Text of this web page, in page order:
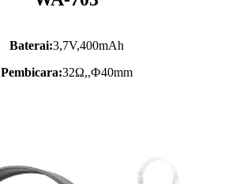
Baterai:3,7V,400mAh
Pembicara:32Ω,,Ф40mm